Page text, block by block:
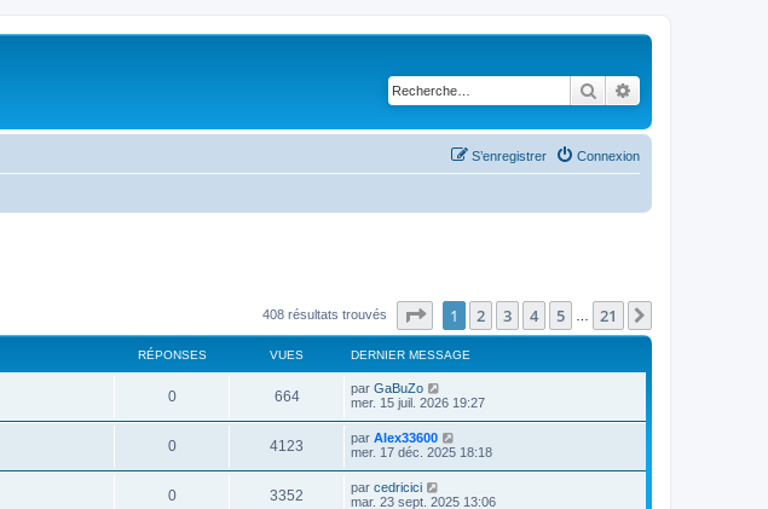
Rechercher
Connexion
S’enregistrer
408 résultats trouvés Page sur21
1 2 3 4 5 21
RÉPONSES VUES DERNIER MESSAGE
0 664 par GaBuZo
mer. 15 juil. 2026 19:27
0 4123 par Alex33600
mer. 17 déc. 2025 18:18
0 3352 par cedricici
mar. 23 sept. 2025 13:06